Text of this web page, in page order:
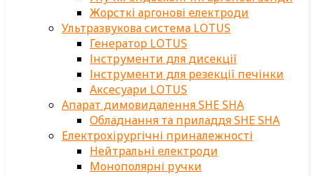
Жорсткі аргонові електроди
Ультразвукова система LOTUS
Генератор LOTUS
Інструменти для дисекції
Інструменти для резекції печінки
Аксесуари LOTUS
Апарат димовидалення SHE SHA
Обладнання та приладдя SHE SHA
Електрохірургічні приналежності
Нейтральні електроди
Монополярні ручки